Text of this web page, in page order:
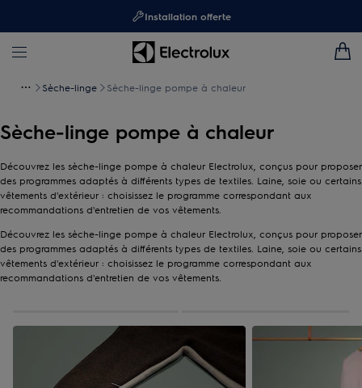
Installation offerte
Sèche-linge Sèche-linge pompe à chaleur
Sèche-linge pompe à chaleur
Découvrez les sèche-linge pompe à chaleur Electrolux, conçus pour proposer
des programmes adaptés à différents types de textiles. Laine, soie ou certains
vêtements d'extérieur : choisissez le programme correspondant aux
recommandations d'entretien de vos vêtements.
Découvrez les sèche-linge pompe à chaleur Electrolux, conçus pour proposer
des programmes adaptés à différents types de textiles. Laine, soie ou certains
vêtements d'extérieur : choisissez le programme correspondant aux
recommandations d'entretien de vos vêtements.